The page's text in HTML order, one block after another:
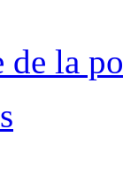
la